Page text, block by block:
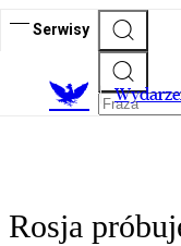
Serwisy
Rosja